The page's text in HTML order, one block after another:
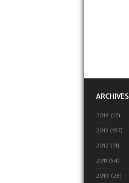
ARCHIVES
2014 (12)
2013 (197)
2012 (71)
2011 (54)
2010 (28)